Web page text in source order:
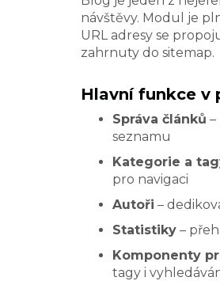
návštěvy. Modul je
URL adresy se
zahrnuty do sitemap.
Hlavní funkce v
Správa článků
seznamu
Kategorie a
pro navigaci
Autoři –
Statistiky –
Komponenty
tagy i